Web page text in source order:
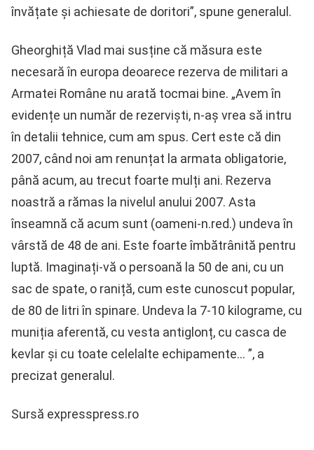
învățate și achiesate de doritori”, spune generalul.
Gheorghiță Vlad mai susține că măsura este
necesară în europa deoarece rezerva de militari a
Armatei Române nu arată tocmai bine. „Avem în
evidențe un număr de rezerviști, n-aș vrea să intru
în detalii tehnice, cum am spus. Cert este că din
2007, când noi am renunțat la armata obligatorie,
până acum, au trecut foarte mulți ani. Rezerva
noastră a rămas la nivelul anului 2007. Asta
înseamnă că acum sunt (oameni-n.red.) undeva în
vârstă de 48 de ani. Este foarte îmbătrânită pentru
luptă. Imaginați-vă o persoană la 50 de ani, cu un
sac de spate, o raniță, cum este cunoscut popular,
de 80 de litri în spinare. Undeva la 7-10 kilograme, cu
muniția aferentă, cu vesta antiglonț, cu casca de
kevlar și cu toate celelalte echipamente… ”, a
precizat generalul.
Sursă expresspress.ro